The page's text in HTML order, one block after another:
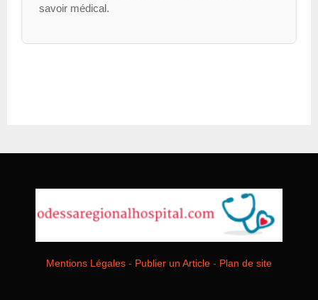
savoir médical.
Mentions Légales - Publier un Article - Plan de site